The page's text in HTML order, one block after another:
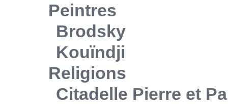
Peintres
Brodsky
Kouïndji
Religions
Citadelle Pierre et